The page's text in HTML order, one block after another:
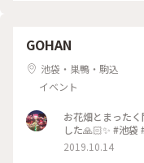
ちろんブレンド
店 #フルーツパー
モンド
GOHAN
池袋・巣鴨・駒込
イベント
お花畑とまった
した🙏🏻✨ #池袋
2019.10.14